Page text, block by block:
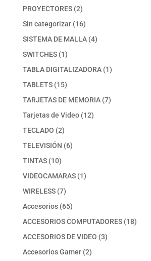
productos
PROYECTORES 22
productos
Sin categorizar 1616
productos
SISTEMA DE MALLA 44
SWITCHES 11
producto
TABLA DIGITALIZADORA 11
TABLETS 1515
productos
TARJETAS DE MEMORIA 77
Tarjetas de Video 1212
TECLADO 22
productos
TELEVISIÓN 66
TINTAS 1010
productos
VIDEOCAMARAS 11
WIRELESS 77
productos
Accesorios 6565
productos
ACCESORIOS COMPUTADORES 1818
ACCESORIOS DE VIDEO 33
Accesorios Gamer 22